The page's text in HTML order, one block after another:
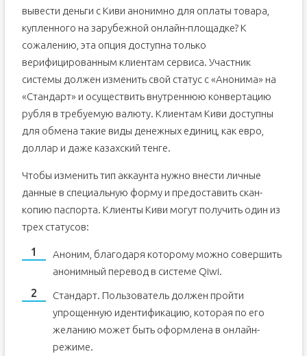
вывести деньги с Киви анонимно для оплаты товара,
купленного на зарубежной онлайн-площадке? К
сожалению, эта опция доступна только
верифицированным клиентам сервиса. Участник
системы должен изменить свой статус с «Анонима» на
«Стандарт» и осуществить внутреннюю конвертацию
рубля в требуемую валюту. Клиентам Киви доступны
для обмена такие виды денежных единиц, как евро,
доллар и даже казахский тенге.
Чтобы изменить тип аккаунта нужно внести личные
данные в специальную форму и предоставить скан-
копию паспорта. Клиенты Киви могут получить один из
трех статусов:
Аноним, благодаря которому можно совершить
анонимный перевод в системе Qiwi.
Стандарт. Пользователь должен пройти
упрощенную идентификацию, которая по его
желанию может быть оформлена в онлайн-
режиме.